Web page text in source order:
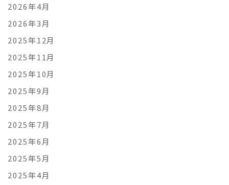
2026年4月
2026年3月
2025年12月
2025年11月
2025年10月
2025年9月
2025年8月
2025年7月
2025年6月
2025年5月
2025年4月